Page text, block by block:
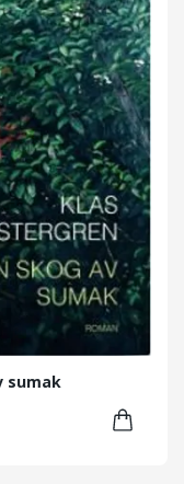
sumak